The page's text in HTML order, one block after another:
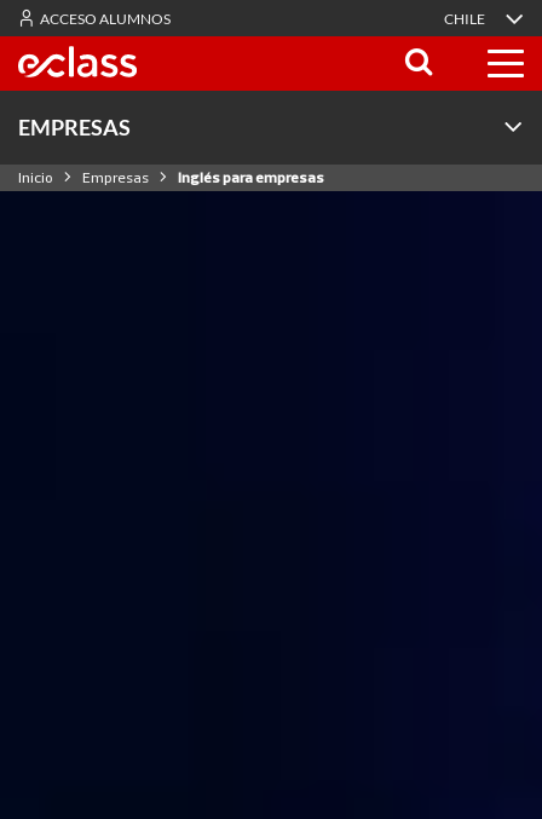
ACCESO ALUMNOS CHILE
EMPRESAS
Inicio Empresas Inglés para empresas